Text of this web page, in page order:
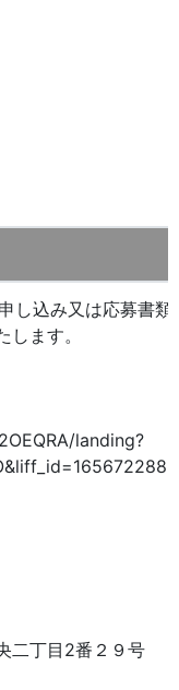
し込み又は応募書類
ます。
landing?
2番２９号